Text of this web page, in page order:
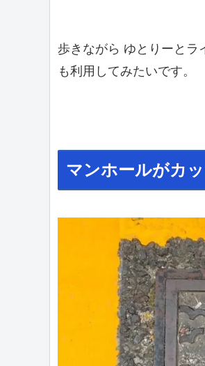
歩きながら ゆとりーとラ
も利用してみたいです。
マンホールがカ